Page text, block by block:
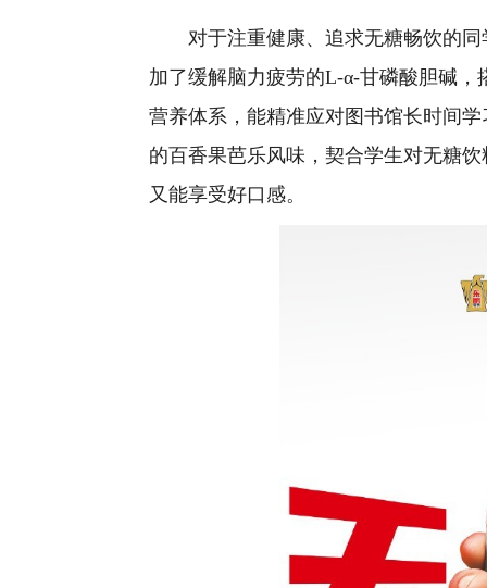
对于注重健康、追求无糖畅饮的同
加了缓解脑力疲劳的L-α-甘磷酸胆碱
营养体系，能精准应对图书馆长时间
的百香果芭乐风味，契合学生对无糖
又能享受好口感。